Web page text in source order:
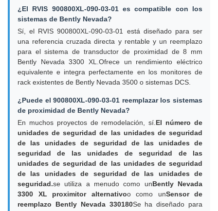
¿El RVIS 900800XL-090-03-01 es compatible con los
sistemas de Bently Nevada?
Sí, el RVIS 900800XL-090-03-01 está diseñado para ser
una referencia cruzada directa y rentable y un reemplazo
para el sistema de transductor de proximidad de 8 mm
Bently Nevada 3300 XL.Ofrece un rendimiento eléctrico
equivalente e integra perfectamente en los monitores de
rack existentes de Bently Nevada 3500 o sistemas DCS.
¿Puede el 900800XL-090-03-01 reemplazar los sistemas
de proximidad de Bently Nevada?
En muchos proyectos de remodelación, sí. El número de
unidades de seguridad de las unidades de seguridad
de las unidades de seguridad de las unidades de
seguridad de las unidades de seguridad de las
unidades de seguridad de las unidades de seguridad
de las unidades de seguridad de las unidades de
seguridad.se utiliza a menudo como unBently Nevada
3300 XL proximitor alternativoo como unSensor de
reemplazo Bently Nevada 330180Se ha diseñado para